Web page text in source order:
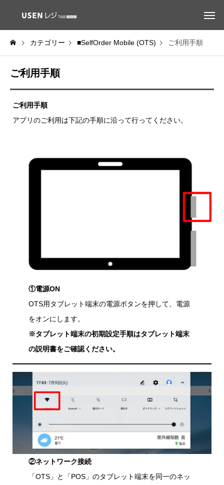
カテゴリー ■SelfOrder Mobile (OTS) ご利用手順
ご利用手順
ご利用手順
アプリのご利用は下記の手順に沿って行ってください。
①電源ON
OTS用タブレット端末の電源ボタンを押して、電源
をオンにします。
※タブレット端末の初期設定手順はタブレット端末
の説明書をご確認ください。
②ネットワーク接続
「OTS」と「POS」のタブレット端末を同一のネッ